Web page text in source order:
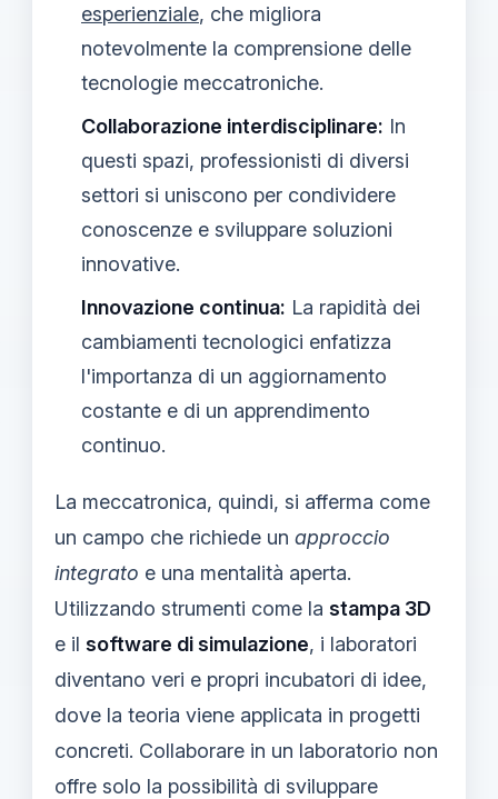
esperienziale, che migliora
notevolmente la comprensione delle
tecnologie meccatroniche.
Collaborazione interdisciplinare: In
questi spazi, professionisti di diversi
settori si uniscono per condividere
conoscenze e sviluppare soluzioni
innovative.
Innovazione continua: La rapidità dei
cambiamenti tecnologici enfatizza
l'importanza di un aggiornamento
costante e di un apprendimento
continuo.
La meccatronica, quindi, si afferma come
un campo che richiede un approccio
integrato e una mentalità aperta.
Utilizzando strumenti come la stampa 3D
e il software di simulazione, i laboratori
diventano veri e propri incubatori di idee,
dove la teoria viene applicata in progetti
concreti. Collaborare in un laboratorio non
offre solo la possibilità di sviluppare